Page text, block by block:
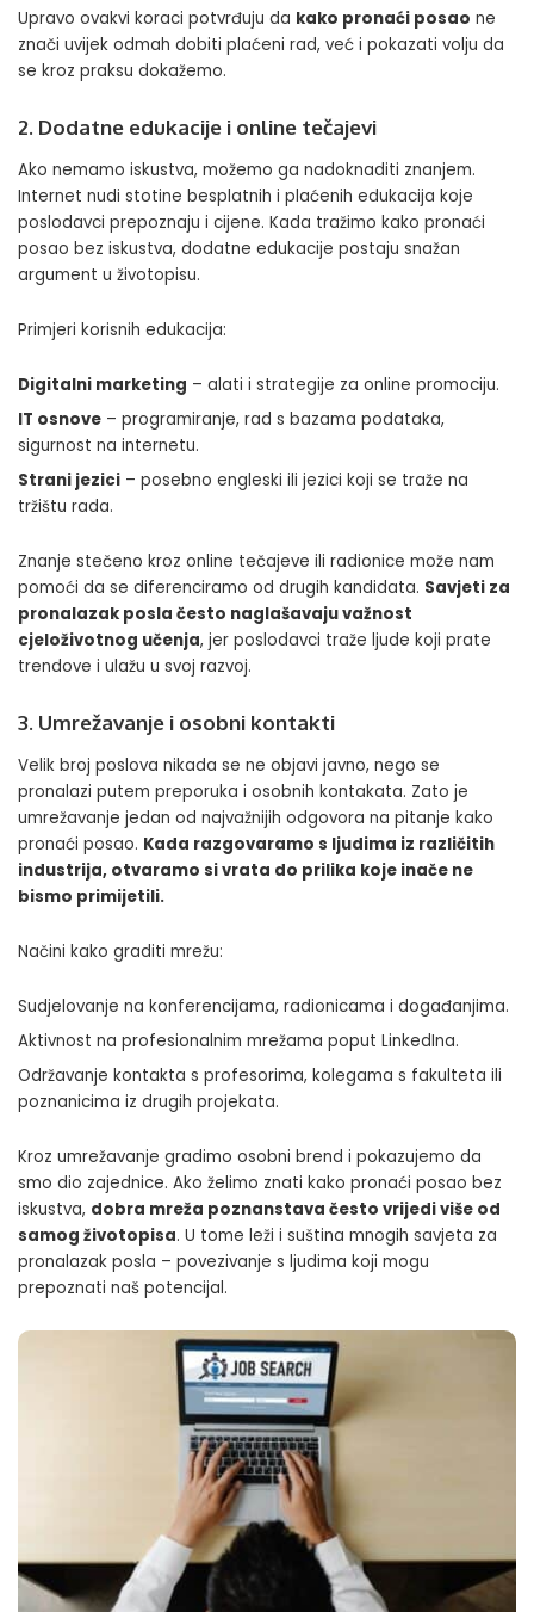
Upravo ovakvi koraci potvrđuju da kako pronaći posao ne
znači uvijek odmah dobiti plaćeni rad, već i pokazati volju da
se kroz praksu dokažemo.
2. Dodatne edukacije i online tečajevi
Ako nemamo iskustva, možemo ga nadoknaditi znanjem.
Internet nudi stotine besplatnih i plaćenih edukacija koje
poslodavci prepoznaju i cijene. Kada tražimo kako pronaći
posao bez iskustva, dodatne edukacije postaju snažan
argument u životopisu.
Primjeri korisnih edukacija:
Digitalni marketing – alati i strategije za online promociju.
IT osnove – programiranje, rad s bazama podataka,
sigurnost na internetu.
Strani jezici – posebno engleski ili jezici koji se traže na
tržištu rada.
Znanje stečeno kroz online tečajeve ili radionice može nam
pomoći da se diferenciramo od drugih kandidata. Savjeti za
pronalazak posla često naglašavaju važnost
cjeloživotnog učenja, jer poslodavci traže ljude koji prate
trendove i ulažu u svoj razvoj.
3. Umrežavanje i osobni kontakti
Velik broj poslova nikada se ne objavi javno, nego se
pronalazi putem preporuka i osobnih kontakata. Zato je
umrežavanje jedan od najvažnijih odgovora na pitanje kako
pronaći posao. Kada razgovaramo s ljudima iz različitih
industrija, otvaramo si vrata do prilika koje inače ne
bismo primijetili.
Načini kako graditi mrežu:
Sudjelovanje na konferencijama, radionicama i događanjima.
Aktivnost na profesionalnim mrežama poput LinkedIna.
Održavanje kontakta s profesorima, kolegama s fakulteta ili
poznanicima iz drugih projekata.
Kroz umrežavanje gradimo osobni brend i pokazujemo da
smo dio zajednice. Ako želimo znati kako pronaći posao bez
iskustva, dobra mreža poznanstava često vrijedi više od
samog životopisa. U tome leži i suština mnogih savjeta za
pronalazak posla – povezivanje s ljudima koji mogu
prepoznati naš potencijal.